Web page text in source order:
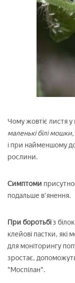
Чому жовтіє листя у
маленькі білі
і при найменшому
рослини.
Симптоми
подальше в'янення.
При боротьбіз
клейові пастки, які
для моніторингу
зростає, допоможуть
"Моспілан".